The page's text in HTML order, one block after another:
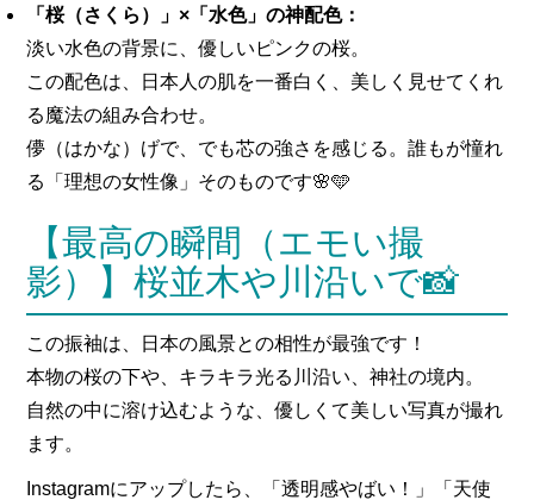
「桜（さくら）」×「水色」の神配色：
淡い水色の背景に、優しいピンクの桜。
この配色は、日本人の肌を一番白く、美しく見せてくれ
る魔法の組み合わせ。
儚（はかな）げで、でも芯の強さを感じる。誰もが憧れ
る「理想の女性像」そのものです🌸🩵
【最高の瞬間（エモい撮
影）】桜並木や川沿いで📸
この振袖は、日本の風景との相性が最強です！
本物の桜の下や、キラキラ光る川沿い、神社の境内。
自然の中に溶け込むような、優しくて美しい写真が撮れ
ます。
Instagramにアップしたら、「透明感やばい！」「天使